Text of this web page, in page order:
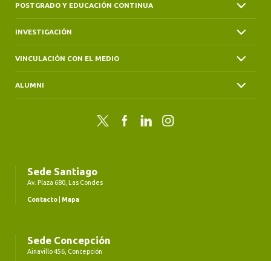
POSTGRADO Y EDUCACIÓN CONTINUA
INVESTIGACIÓN
VINCULACIÓN CON EL MEDIO
ALUMNI
Twitter FacebookLinkedInInstagram
Sede Santiago
Av. Plaza 680, Las Condes
Contacto Mapa
Sede Concepción
Ainavillo 456, Concepción